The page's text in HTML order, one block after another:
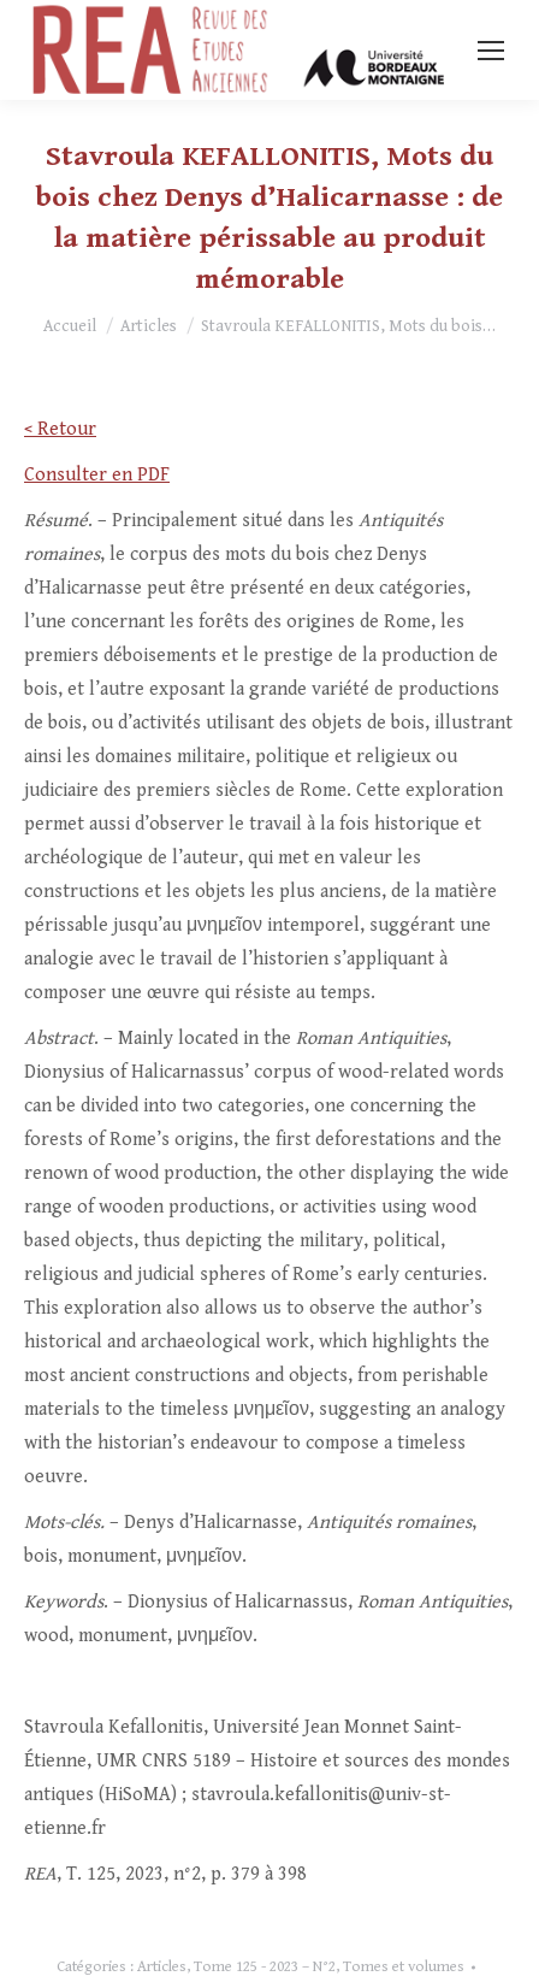
Stavroula KEFALLONITIS, Mots du
bois chez Denys d’Halicarnasse : de
la matière périssable au produit
mémorable
Vous êtes ici :
Accueil Articles Stavroula KEFALLONITIS, Mots du bois…
< Retour
Consulter en PDF
Résumé. – Principalement situé dans les Antiquités
romaines, le corpus des mots du bois chez Denys
d’Halicarnasse peut être présenté en deux catégories,
l’une concernant les forêts des origines de Rome, les
premiers déboisements et le prestige de la production de
bois, et l’autre exposant la grande variété de productions
de bois, ou d’activités utilisant des objets de bois, illustrant
ainsi les domaines militaire, politique et religieux ou
judiciaire des premiers siècles de Rome. Cette exploration
permet aussi d’observer le travail à la fois historique et
archéologique de l’auteur, qui met en valeur les
constructions et les objets les plus anciens, de la matière
périssable jusqu’au μνημεῖον intemporel, suggérant une
analogie avec le travail de l’historien s’appliquant à
composer une œuvre qui résiste au temps.
Abstract. – Mainly located in the Roman Antiquities,
Dionysius of Halicarnassus’ corpus of wood-related words
can be divided into two categories, one concerning the
forests of Rome’s origins, the first deforestations and the
renown of wood production, the other displaying the wide
range of wooden productions, or activities using wood
based objects, thus depicting the military, political,
religious and judicial spheres of Rome’s early centuries.
This exploration also allows us to observe the author’s
historical and archaeological work, which highlights the
most ancient constructions and objects, from perishable
materials to the timeless μνημεῖον, suggesting an analogy
with the historian’s endeavour to compose a timeless
oeuvre.
Mots-clés. – Denys d’Halicarnasse, Antiquités romaines,
bois, monument, μνημεῖον.
Keywords. – Dionysius of Halicarnassus, Roman Antiquities,
wood, monument, μνημεῖον.
Stavroula Kefallonitis, Université Jean Monnet Saint-
Étienne, UMR CNRS 5189 – Histoire et sources des mondes
antiques (HiSoMA) ; stavroula.kefallonitis@univ-st-
etienne.fr
REA, T. 125, 2023, n°2, p. 379 à 398
Catégories : Articles, Tome 125 - 2023 – N°2, Tomes et volumes